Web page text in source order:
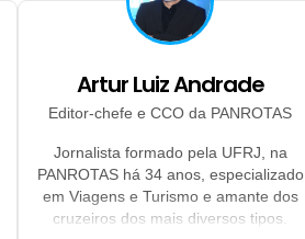
Artur Luiz Andrade
Editor-chefe e CCO da PANROTAS
Jornalista formado pela UFRJ, na
PANROTAS há 34 anos, especializado
em Viagens e Turismo e amante dos
cruzeiros dos mais diversos tipos.